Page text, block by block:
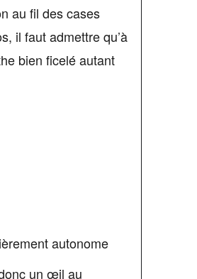
au fil des cases
il faut admettre qu’à
bien ficelé autant
autonome
un œil au